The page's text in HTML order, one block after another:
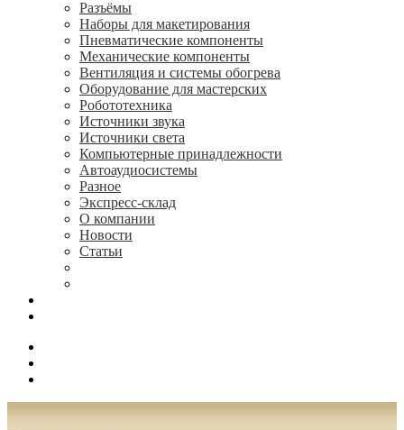
Разъёмы
Наборы для макетирования
Пневматические компоненты
Механические компоненты
Вентиляция и системы обогрева
Оборудование для мастерских
Робототехника
Источники звука
Источники света
Компьютерные принадлежности
Автоаудиосистемы
Разное
Экспресс-склад
О компании
Новости
Статьи